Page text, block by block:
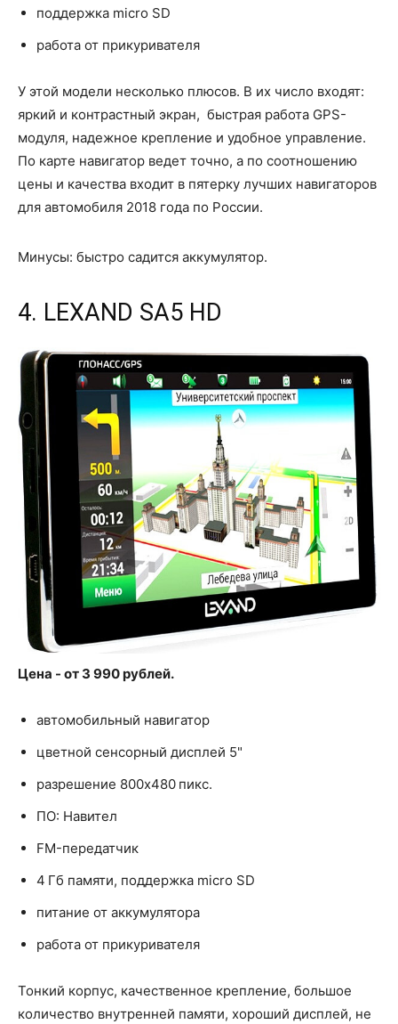
поддержка micro SD
работа от прикуривателя
У этой модели несколько плюсов. В их число входят:
яркий и контрастный экран, быстрая работа GPS-
модуля, надежное крепление и удобное управление.
По карте навигатор ведет точно, а по соотношению
цены и качества входит в пятерку лучших навигаторов
для автомобиля 2018 года по России.
Минусы: быстро садится аккумулятор.
4. LEXAND SA5 HD
Цена - от 3 990 рублей.
автомобильный навигатор
цветной сенсорный дисплей 5"
разрешение 800x480 пикс.
ПО: Навител
FM-передатчик
4 Гб памяти, поддержка micro SD
питание от аккумулятора
работа от прикуривателя
Тонкий корпус, качественное крепление, большое
количество внутренней памяти, хороший дисплей, не